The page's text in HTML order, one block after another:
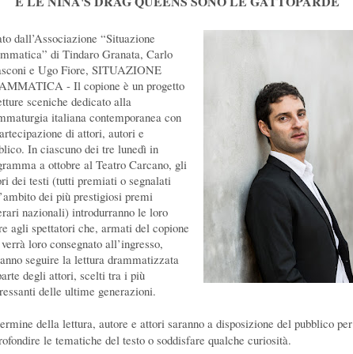
dall’Associazione “Situazione
di Tindaro Granata, Carlo
e Ugo Fiore, SITUAZIONE
- Il copione è un progetto
sceniche dedicato alla
italiana contemporanea con
di attori, autori e
In ciascuno dei tre lunedì in
a ottobre al Teatro Carcano, gli
dei testi (tutti premiati o segnalati
dei più prestigiosi premi
nazionali) introdurranno le loro
agli spettatori che, armati del copione
loro consegnato all’ingresso,
seguire la lettura drammatizzata
degli attori, scelti tra i più
delle ultime generazioni.
della lettura, autore e attori saranno a disposizione del pubblico per
le tematiche del testo o soddisfare qualche curiosità.